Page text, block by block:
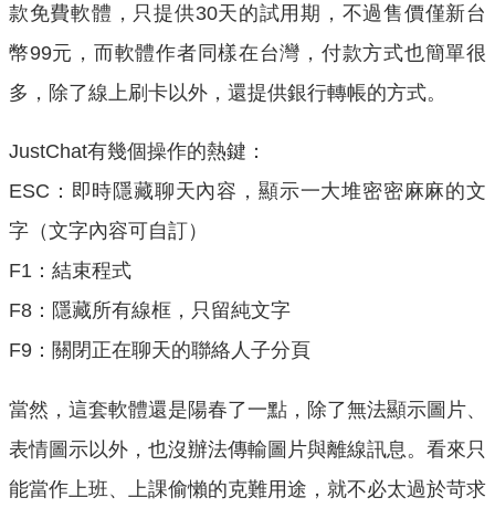
款免費軟體，只提供30天的試用期，不過售價僅新台
幣99元，而軟體作者同樣在台灣，付款方式也簡單很
多，除了線上刷卡以外，還提供銀行轉帳的方式。
JustChat有幾個操作的熱鍵：
ESC：即時隱藏聊天內容，顯示一大堆密密麻麻的文
字（文字內容可自訂）
F1：結束程式
F8：隱藏所有線框，只留純文字
F9：關閉正在聊天的聯絡人子分頁
當然，這套軟體還是陽春了一點，除了無法顯示圖片、
表情圖示以外，也沒辦法傳輸圖片與離線訊息。看來只
能當作上班、上課偷懶的克難用途，就不必太過於苛求